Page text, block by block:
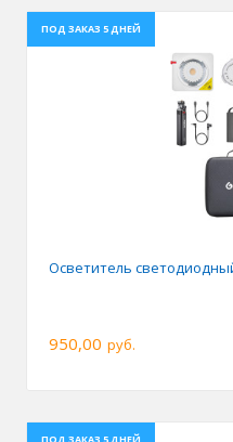
ПОД ЗАКАЗ 5 ДНЕЙ
Осветитель
950,00 руб.